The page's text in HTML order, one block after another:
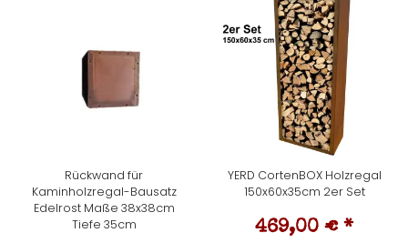
Rückwand für
Kaminholzregal-Bausatz
Edelrost Maße 38x38cm
Tiefe 35cm
YERD CortenBOX Holzregal
150x60x35cm 2er Set
469,00 € *